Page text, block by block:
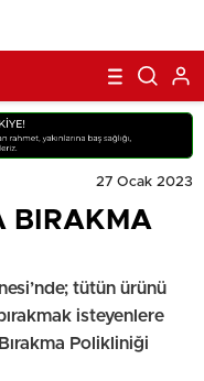
27 Ocak 2023
BIRAKMA
tütün ürünü
isteyenlere
Polikliniği